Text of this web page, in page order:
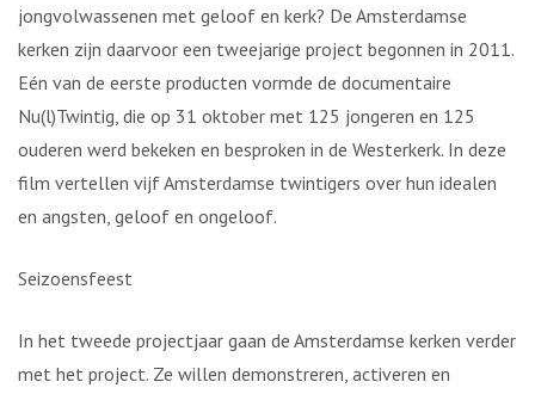
jongvolwassenen met geloof en kerk? De Amsterdamse
kerken zijn daarvoor een tweejarige project begonnen in 2011.
Eén van de eerste producten vormde de documentaire
Nu(l)Twintig, die op 31 oktober met 125 jongeren en 125
ouderen werd bekeken en besproken in de Westerkerk. In deze
film vertellen vijf Amsterdamse twintigers over hun idealen
en angsten, geloof en ongeloof.
Seizoensfeest
In het tweede projectjaar gaan de Amsterdamse kerken verder
met het project. Ze willen demonstreren, activeren en